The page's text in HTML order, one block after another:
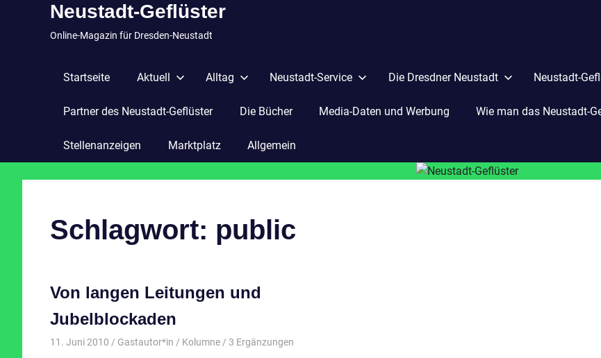
Neustadt-Geflüster
Online-Magazin für Dresden-Neustadt
Startseite Aktuell Alltag Neustadt-Service Die Dresdner Neustadt Neustadt-
Partner des Neustadt-Geflüster Die Bücher Media-Daten und Werbung Wie man das Neustadt-
Stellenanzeigen Marktplatz Allgemein
Schlagwort: public
Von langen Leitungen und
Jubelblockaden
11. Juni 2010 Gastautor*in Kolumne/ 3 Ergänzungen